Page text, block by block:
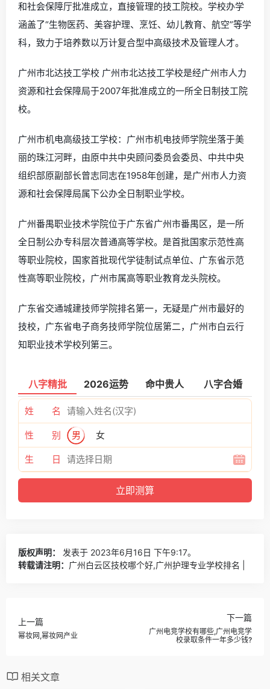
和社会保障厅批准成立，直接管理的技工院校。学校办学
涵盖了“生物医药、美容护理、烹饪、幼儿教育、航空”等学
科，致力于培养数以万计复合型中高级技术及管理人才。
广州市北达技工学校 广州市北达技工学校是经广州市人力
资源和社会保障局于2007年批准成立的一所全日制技工院
校。
广州市机电高级技工学校：广州市机电技师学院坐落于美
丽的珠江河畔，由原中共中央顾问委员会委员、中共中央
组织部原副部长曾志同志在1958年创建，是广州市人力资
源和社会保障局属下公办全日制职业学校。
广州番禺职业技术学院位于广东省广州市番禺区，是一所
全日制公办专科层次普通高等学校。是首批国家示范性高
等职业院校，国家首批现代学徒制试点单位、广东省示范
性高等职业院校，广州市属高等职业教育龙头院校。
广东省交通城建技师学院排名第一，无疑是广州市最好的
技校，广东省电子商务技师学院位居第二，广州市白云行
知职业技术学校列第三。
八字精批 2026运势 命中贵人 八字合婚
姓 名
性 别 男 女
生 日
版权声明：
发表于 2023年6月16日 下午9:17。
转载请注明： 广州白云区技校哪个好,广州护理专业学校排名 |
上一篇
幂妆网,幂妆网产业
下一篇
广州电竞学校有哪些,广州电竞学
校录取条件一年多少钱?
相关文章